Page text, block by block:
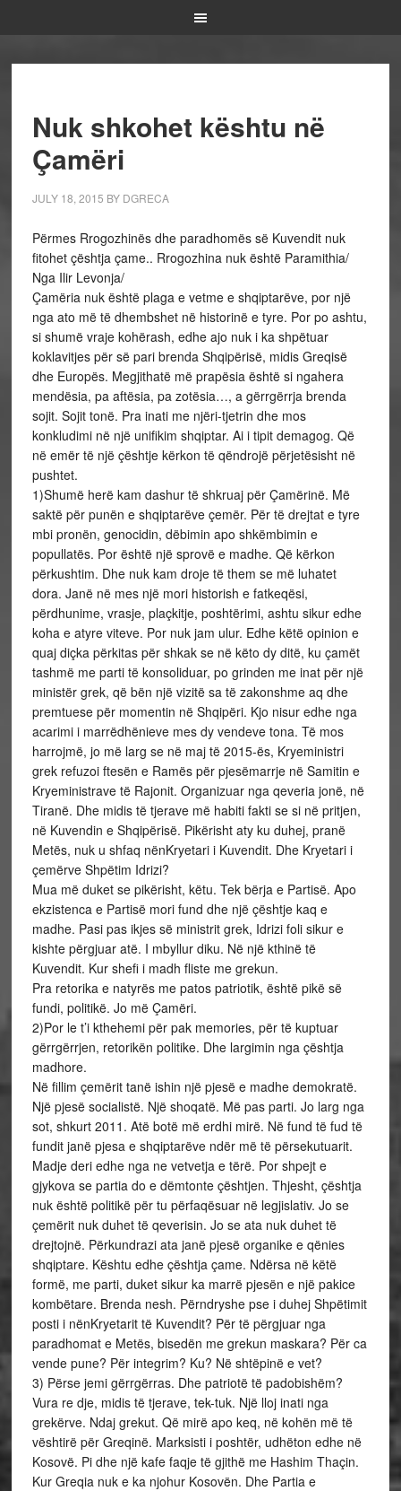
Nuk shkohet kështu në
Çamëri
JULY 18, 2015 BY DGRECA
Përmes Rrogozhinës dhe paradhomës së Kuvendit nuk
fitohet çështja çame.. Rrogozhina nuk është Paramithia/
Nga Ilir Levonja/
Çamëria nuk është plaga e vetme e shqiptarëve, por një
nga ato më të dhembshet në historinë e tyre. Por po ashtu,
si shumë vraje kohërash, edhe ajo nuk i ka shpëtuar
koklavitjes për së pari brenda Shqipërisë, midis Greqisë
dhe Europës. Megjithatë më prapësia është si ngahera
mendësia, pa aftësia, pa zotësia…, a gërrgërrja brenda
sojit. Sojit tonë. Pra inati me njëri-tjetrin dhe mos
konkludimi në një unifikim shqiptar. Ai i tipit demagog. Që
në emër të një çështje kërkon të qëndrojë përjetësisht në
pushtet.
1)Shumë herë kam dashur të shkruaj për Çamërinë. Më
saktë për punën e shqiptarëve çemër. Për të drejtat e tyre
mbi pronën, genocidin, dëbimin apo shkëmbimin e
popullatës. Por është një sprovë e madhe. Që kërkon
përkushtim. Dhe nuk kam droje të them se më luhatet
dora. Janë në mes një mori historish e fatkeqësi,
përdhunime, vrasje, plaçkitje, poshtërimi, ashtu sikur edhe
koha e atyre viteve. Por nuk jam ulur. Edhe këtë opinion e
quaj diçka përkitas për shkak se në këto dy ditë, ku çamët
tashmë me parti të konsoliduar, po grinden me inat për një
ministër grek, që bën një vizitë sa të zakonshme aq dhe
premtuese për momentin në Shqipëri. Kjo nisur edhe nga
acarimi i marrëdhënieve mes dy vendeve tona. Të mos
harrojmë, jo më larg se në maj të 2015-ës, Kryeministri
grek refuzoi ftesën e Ramës për pjesëmarrje në Samitin e
Kryeministrave të Rajonit. Organizuar nga qeveria jonë, në
Tiranë. Dhe midis të tjerave më habiti fakti se si në pritjen,
në Kuvendin e Shqipërisë. Pikërisht aty ku duhej, pranë
Metës, nuk u shfaq nënKryetari i Kuvendit. Dhe Kryetari i
çemërve Shpëtim Idrizi?
Mua më duket se pikërisht, këtu. Tek bërja e Partisë. Apo
ekzistenca e Partisë mori fund dhe një çështje kaq e
madhe. Pasi pas ikjes së ministrit grek, Idrizi foli sikur e
kishte përgjuar atë. I mbyllur diku. Në një kthinë të
Kuvendit. Kur shefi i madh fliste me grekun.
Pra retorika e natyrës me patos patriotik, është pikë së
fundi, politikë. Jo më Çamëri.
2)Por le t’i kthehemi për pak memories, për të kuptuar
gërrgërrjen, retorikën politike. Dhe largimin nga çështja
madhore.
Në fillim çemërit tanë ishin një pjesë e madhe demokratë.
Një pjesë socialistë. Një shoqatë. Më pas parti. Jo larg nga
sot, shkurt 2011. Atë botë më erdhi mirë. Në fund të fud të
fundit janë pjesa e shqiptarëve ndër më të përsekutuarit.
Madje deri edhe nga ne vetvetja e tërë. Por shpejt e
gjykova se partia do e dëmtonte çështjen. Thjesht, çështja
nuk është politikë për tu përfaqësuar në legjislativ. Jo se
çemërit nuk duhet të qeverisin. Jo se ata nuk duhet të
drejtojnë. Përkundrazi ata janë pjesë organike e qënies
shqiptare. Kështu edhe çështja çame. Ndërsa në këtë
formë, me parti, duket sikur ka marrë pjesën e një pakice
kombëtare. Brenda nesh. Përndryshe pse i duhej Shpëtimit
posti i nënKryetarit të Kuvendit? Për të përgjuar nga
paradhomat e Metës, bisedën me grekun maskara? Për ca
vende pune? Për integrim? Ku? Në shtëpinë e vet?
3) Përse jemi gërrgërras. Dhe patriotë të padobishëm?
Vura re dje, midis të tjerave, tek-tuk. Një lloj inati nga
grekërve. Ndaj grekut. Që mirë apo keq, në kohën më të
vështirë për Greqinë. Marksisti i poshtër, udhëton edhe në
Kosovë. Pi dhe një kafe faqje të gjithë me Hashim Thaçin.
Kur Greqia nuk e ka njohur Kosovën. Dhe Partia e